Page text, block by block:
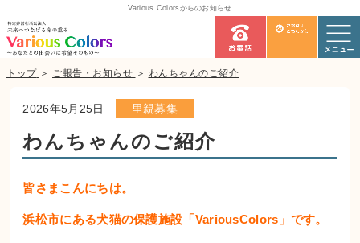
Various Colorsからのお知らせ
トップ ＞ ご報告・お知らせ ＞ わんちゃんのご紹介
2026年5月25日 里親募集
わんちゃんのご紹介
皆さまこんにちは。
浜松市にある犬猫の保護施設「VariousColors」です。